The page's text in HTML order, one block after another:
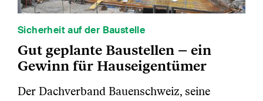
Sicherheit auf der Baustelle
Gut geplante Baustellen – ein
Gewinn für Hauseigentümer
Der Dachverband Bauenschweiz, seine